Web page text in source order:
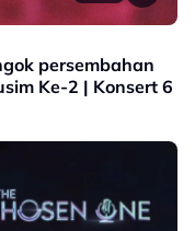
persembahan
Ke-2 | Konsert 6